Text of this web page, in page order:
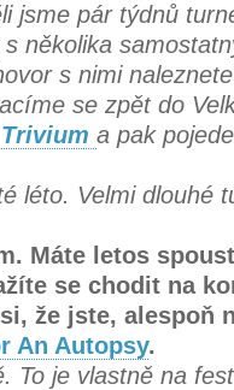
jsme pár týdnů
několika
s nimi
se zpět do
Trivium a pak
léto. Velmi dlouhé
Máte letos
se chodit na
že jste, alespoň
An Autopsy.
To je vlastně na